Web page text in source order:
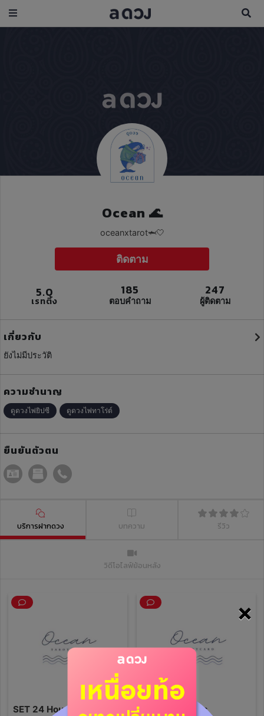
×
Ocean 🌊
oceanxtarot🦈🤍
ติดตาม
5.0
เรทติ้ง
185
ตอบคำถาม
247
ผู้ติดตาม
เกี่ยวกับ
ยังไม่มีประวัติ
ความชำนาญ
ดูดวงไพ่ยิปซี ดูดวงไพ่ทาโร่ต์
ยืนยันตัวตน
บริการฝากดวง บทความ รีวิว
วิดีโอไลฟ์ย้อนหลัง
SET 24 Hours SET30 minutes